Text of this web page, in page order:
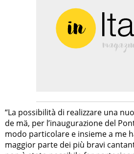
“La possibilità di realizzare una
de mä, per l’inaugurazione del
modo particolare e insieme a me
maggior parte dei più bravi